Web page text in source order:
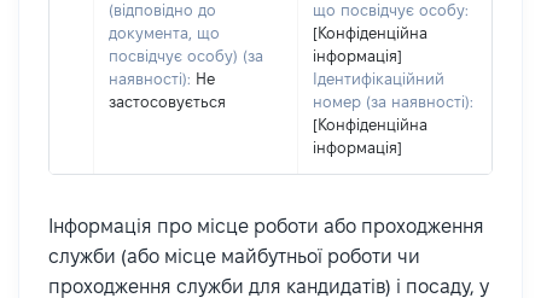
(відповідно до
документа, що
посвідчує особу) (за
наявності): Не
застосовується
що посвідчує особу:
[Конфіденційна
інформація]
Ідентифікаційний
номер (за наявності):
[Конфіденційна
інформація]
Інформація про місце роботи або проходження
служби (або місце майбутньої роботи чи
проходження служби для кандидатів) і посаду, у